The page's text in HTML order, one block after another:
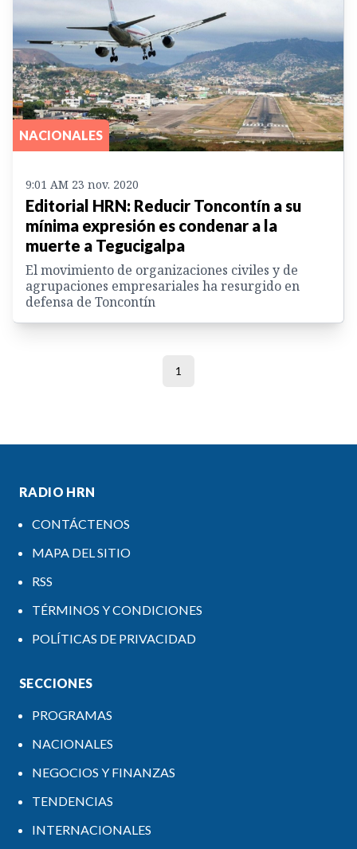
NACIONALES
9:01 AM 23 nov. 2020
Editorial HRN: Reducir Toncontín a su
mínima expresión es condenar a la
muerte a Tegucigalpa
El movimiento de organizaciones civiles y de
agrupaciones empresariales ha resurgido en
defensa de Toncontín
1
RADIO HRN
CONTÁCTENOS
MAPA DEL SITIO
RSS
TÉRMINOS Y CONDICIONES
POLÍTICAS DE PRIVACIDAD
SECCIONES
PROGRAMAS
NACIONALES
NEGOCIOS Y FINANZAS
TENDENCIAS
INTERNACIONALES